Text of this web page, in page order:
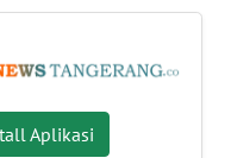
Aplikasi